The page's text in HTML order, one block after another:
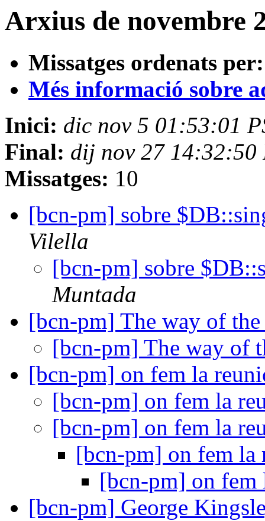
Arxius de novembre
Missatges ordenats per:
Més informació sobre
Inici: dic nov 5 01:53:01
Final: dij nov 27 14:32:50
Missatges: 10
[bcn-pm] sobre
Vilella
[bcn-pm] sobre
Muntada
[bcn-pm] The way of
[bcn-pm] The way of
[bcn-pm] on fem la
[bcn-pm] on fem la
[bcn-pm] on fem la
[bcn-pm] on fem
[bcn-pm] on
[bcn-pm] George